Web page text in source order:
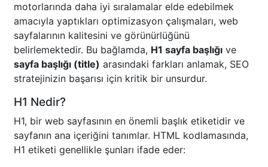
motorlarında daha iyi sıralamalar elde edebilmek
amacıyla yaptıkları optimizasyon çalışmaları, web
sayfalarının kalitesini ve görünürlüğünü
belirlemektedir. Bu bağlamda, H1 sayfa başlığı ve
sayfa başlığı (title) arasındaki farkları anlamak, SEO
stratejinizin başarısı için kritik bir unsurdur.
H1 Nedir?
H1, bir web sayfasının en önemli başlık etiketidir ve
sayfanın ana içeriğini tanımlar. HTML kodlamasında,
H1 etiketi genellikle şunları ifade eder: